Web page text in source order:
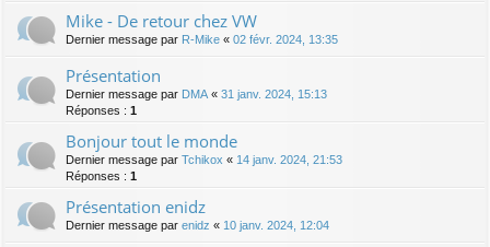
Mike - De retour chez VW
Dernier message par R-Mike « 02 févr. 2024, 13:35
Présentation
Dernier message par DMA « 31 janv. 2024, 15:13
Réponses : 1
Bonjour tout le monde
Dernier message par Tchikox « 14 janv. 2024, 21:53
Réponses : 1
Présentation enidz
Dernier message par enidz « 10 janv. 2024, 12:04